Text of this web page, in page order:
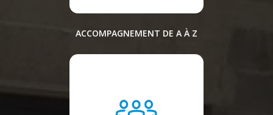
ACCOMPAGNEMENT DE A À Z